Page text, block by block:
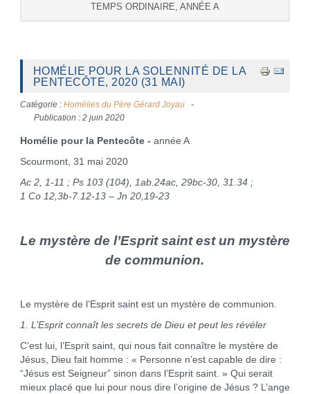
TEMPS ORDINAIRE, ANNÉE A
HOMÉLIE POUR LA SOLENNITÉ DE LA
PENTECÔTE, 2020 (31 MAI)
Catégorie : Homélies du Père Gérard Joyau
Publication : 2 juin 2020
Homélie pour la Pentecôte - année A
Scourmont, 31 mai 2020
Ac 2, 1-11 ; Ps 103 (104), 1ab.24ac, 29bc-30, 31.34 ;
1 Co 12,3b-7.12-13 – Jn 20,19-23
Le mystère de l’Esprit saint est un mystère
de communion.
Le mystère de l’Esprit saint est un mystère de communion.
1. L’Esprit connaît les secrets de Dieu et peut les révéler
C’est lui, l’Esprit saint, qui nous fait connaître le mystère de
Jésus, Dieu fait homme : « Personne n’est capable de dire :
“Jésus est Seigneur” sinon dans l’Esprit saint. » Qui serait
mieux placé que lui pour nous dire l’origine de Jésus ? L’ange